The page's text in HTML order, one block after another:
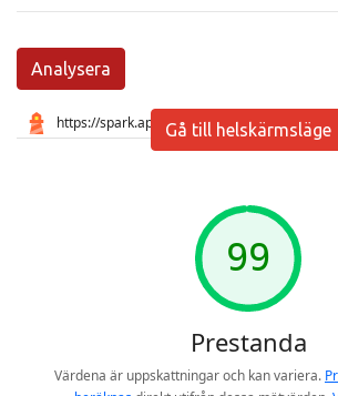
Analysera
Gå till helskärmsläge